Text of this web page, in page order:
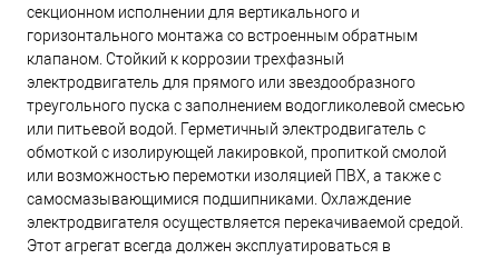
секционном исполнении для вертикального и
горизонтального монтажа со встроенным обратным
клапаном. Стойкий к коррозии трехфазный
электродвигатель для прямого или звездообразного
треугольного пуска с заполнением водогликолевой смесью
или питьевой водой. Герметичный электродвигатель с
обмоткой с изолирующей лакировкой, пропиткой смолой
или возможностью перемотки изоляцией ПВХ, а также с
самосмазывающимися подшипниками. Охлаждение
электродвигателя осуществляется перекачиваемой средой.
Этот агрегат всегда должен эксплуатироваться в